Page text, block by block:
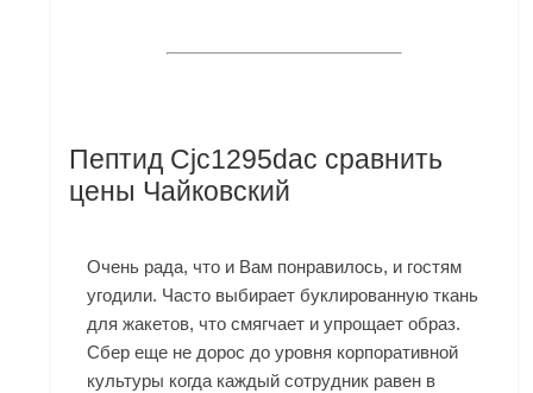
Пептид Cjc1295dac сравнить
цены Чайковский
Очень рада, что и Вам понравилось, и гостям
угодили. Часто выбирает буклированную ткань
для жакетов, что смягчает и упрощает образ.
Сбер еще не дорос до уровня корпоративной
культуры когда каждый сотрудник равен в